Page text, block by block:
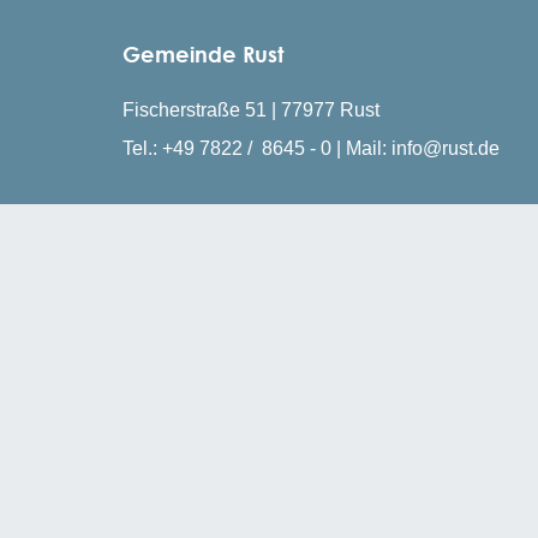
Gemeinde Rust
Fischerstraße 51 | 77977 Rust
Tel.: +49 7822 / 8645 - 0 | Mail: info@rust.de